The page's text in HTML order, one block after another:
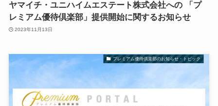
ヤマイチ・ユニハイムエステート株式会社への 「プ
レミアム優待倶楽部」提供開始に関するお知らせ
2023年11月13日
プレミアム優待倶楽部のお知らせ・トピック